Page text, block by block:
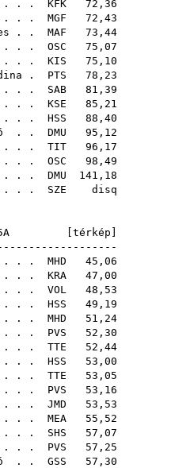
. . KFK 72,36
. . . MGF 72,43
. . MAF 73,44
. . OSC 75,07
. . . KIS 75,10
. PTS 78,23
. . SAB 81,39
. . . KSE 85,21
. . . HSS 88,40
. . DMU 95,12
. . TIT 96,17
. . . OSC 98,49
. . . DMU 141,18
. . . SZE disq
[ térkép
. . MHD 45,06
. . . KRA 47,00
. . . VOL 48,53
. . . HSS 49,19
. . MHD 51,24
. . . PVS 52,30
. . TTE 52,44
. . . HSS 53,00
. . . TTE 53,05
. . . PVS 53,16
. . JMD 53,53
. . . MEA 55,52
. . SHS 57,07
. . . PVS 57,25
. . GSS 57,30